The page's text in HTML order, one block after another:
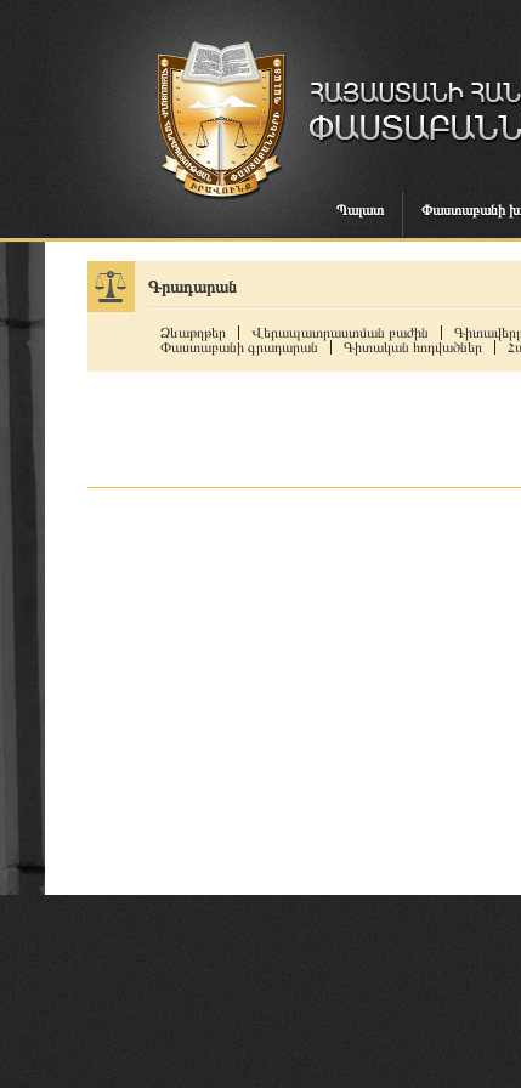
Պալատ Փաստաբանի
Գրադարան
Ձևաթղթեր Վերապատրաստման բաժին
Փաստաբանի գրադարան
Գիտական հոդվածներ